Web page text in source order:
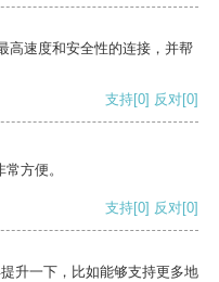
高速度和安全性的连接，并帮
支持[0] 反对[0]
方便。
支持[0] 反对[0]
升一下，比如能够支持更多地